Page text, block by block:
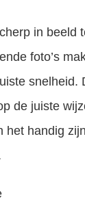
in beeld
foto’s
de juiste
het handig